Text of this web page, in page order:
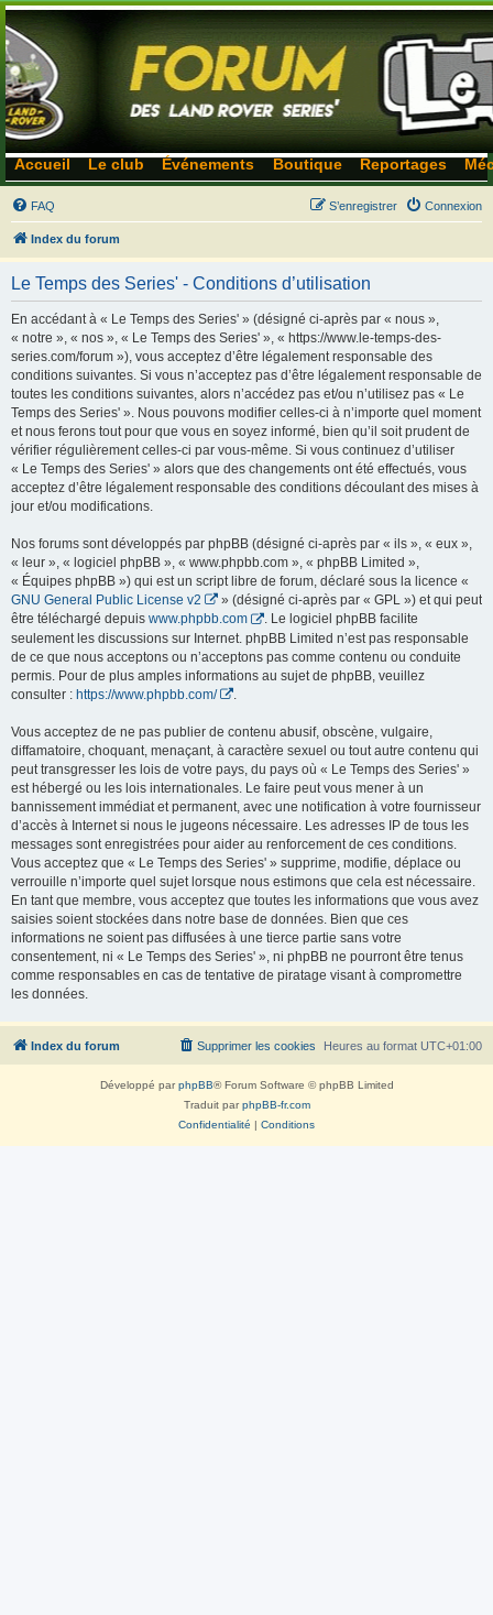
Accueil Le club Événements Boutique Reportages
FAQ Connexion
S’enregistrer
Index du forum
Le Temps des Series' - Conditions d’utilisation
En accédant à « Le Temps des Series' » (désigné ci-après par « nous »,
« notre », « nos », « Le Temps des Series' », « https://www.le-temps-des-
series.com/forum »), vous acceptez d’être légalement responsable des
conditions suivantes. Si vous n’acceptez pas d’être légalement responsable de
toutes les conditions suivantes, alors n’accédez pas et/ou n’utilisez pas « Le
Temps des Series' ». Nous pouvons modifier celles-ci à n’importe quel moment
et nous ferons tout pour que vous en soyez informé, bien qu’il soit prudent de
vérifier régulièrement celles-ci par vous-même. Si vous continuez d’utiliser
« Le Temps des Series' » alors que des changements ont été effectués, vous
acceptez d’être légalement responsable des conditions découlant des mises à
jour et/ou modifications.
Nos forums sont développés par phpBB (désigné ci-après par « ils », « eux »,
« leur », « logiciel phpBB », « www.phpbb.com », « phpBB Limited »,
« Équipes phpBB ») qui est un script libre de forum, déclaré sous la licence «
GNU General Public License v2
» (désigné ci-après par « GPL ») et qui peut
être téléchargé depuis www.phpbb.com
. Le logiciel phpBB facilite
seulement les discussions sur Internet. phpBB Limited n’est pas responsable
de ce que nous acceptons ou n’acceptons pas comme contenu ou conduite
permis. Pour de plus amples informations au sujet de phpBB, veuillez
consulter : https://www.phpbb.com/
Vous acceptez de ne pas publier de contenu abusif, obscène, vulgaire,
diffamatoire, choquant, menaçant, à caractère sexuel ou tout autre contenu qui
peut transgresser les lois de votre pays, du pays où « Le Temps des Series' »
est hébergé ou les lois internationales. Le faire peut vous mener à un
bannissement immédiat et permanent, avec une notification à votre fournisseur
d’accès à Internet si nous le jugeons nécessaire. Les adresses IP de tous les
messages sont enregistrées pour aider au renforcement de ces conditions.
Vous acceptez que « Le Temps des Series' » supprime, modifie, déplace ou
verrouille n’importe quel sujet lorsque nous estimons que cela est nécessaire.
En tant que membre, vous acceptez que toutes les informations que vous avez
saisies soient stockées dans notre base de données. Bien que ces
informations ne soient pas diffusées à une tierce partie sans votre
consentement, ni « Le Temps des Series' », ni phpBB ne pourront être tenus
comme responsables en cas de tentative de piratage visant à compromettre
les données.
Index du forum Heures au format UTC+01:00
Supprimer les cookies
Développé parphpBB® Forum Software © phpBB Limited
Traduit parphpBB-fr.com
Confidentialité | Conditions